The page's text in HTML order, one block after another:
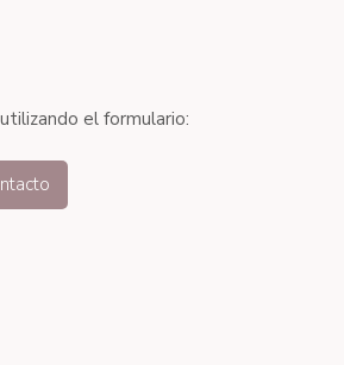
el formulario: